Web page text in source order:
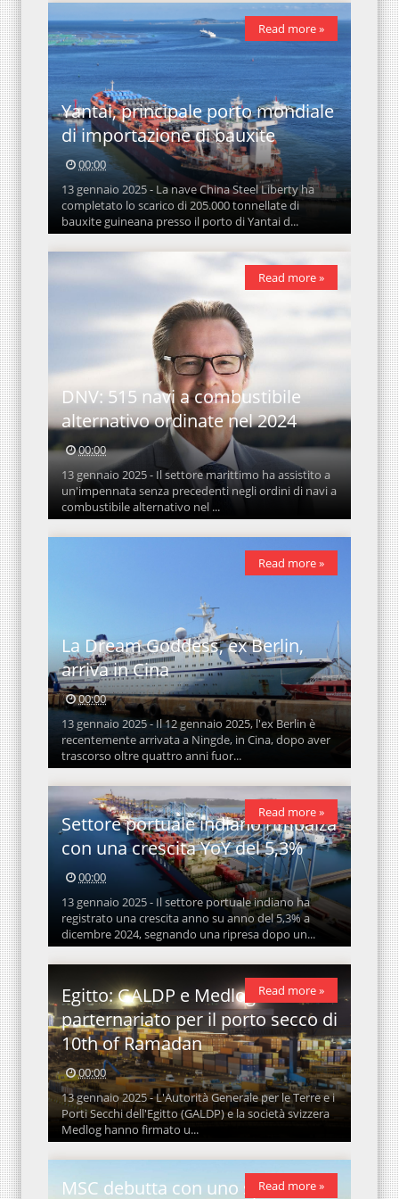
Yantai, principale porto mondiale
di importazione di bauxite
00:00
13 gennaio 2025 - La nave China Steel Liberty ha
completato lo scarico di 205.000 tonnellate di
bauxite guineana presso il porto di Yantai d...
Read more »
DNV: 515 navi a combustibile
alternativo ordinate nel 2024
00:00
13 gennaio 2025 - Il settore marittimo ha assistito a
un'impennata senza precedenti negli ordini di navi a
combustibile alternativo nel ...
Read more »
La Dream Goddess, ex Berlin,
arriva in Cina
00:00
13 gennaio 2025 - Il 12 gennaio 2025, l'ex Berlin è
recentemente arrivata a Ningde, in Cina, dopo aver
trascorso oltre quattro anni fuor...
Read more »
Settore portuale indiano rimbalza
con una crescita YoY del 5,3%
00:00
13 gennaio 2025 - Il settore portuale indiano ha
registrato una crescita anno su anno del 5,3% a
dicembre 2024, segnando una ripresa dopo un...
Read more »
Egitto: GALDP e Medlog in
parternariato per il porto secco di
10th of Ramadan
00:00
13 gennaio 2025 - L'Autorità Generale per le Terre e i
Porti Secchi dell'Egitto (GALDP) e la società svizzera
Medlog hanno firmato u...
Read more »
MSC debutta con uno spotRead more »